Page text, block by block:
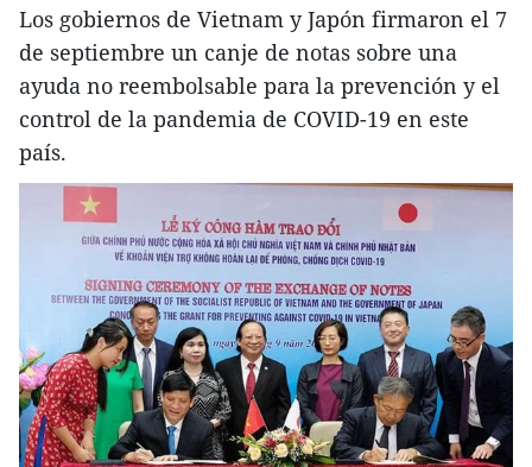
Los gobiernos de Vietnam y Japón firmaron el 7
de septiembre un canje de notas sobre una
ayuda no reembolsable para la prevención y el
control de la pandemia de COVID-19 en este
país.